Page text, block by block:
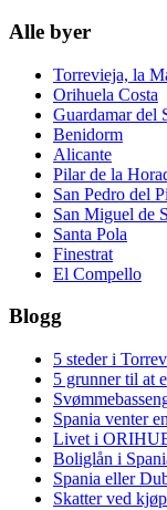
Alle byer
Torrevieja, la
Orihuela Costa
Guardamar del
Benidorm
Alicante
Pilar de la
San Pedro del
San Miguel de
Santa Pola
Finestrat
El Compello
Blogg
5 steder i
5 grunner til at
Spania venter
Livet i
Boliglån i
Spania eller
Skatter ved kjøp